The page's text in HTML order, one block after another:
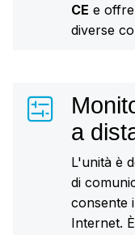
CE e
diverse
a
L'unità è
di
consente
Internet.